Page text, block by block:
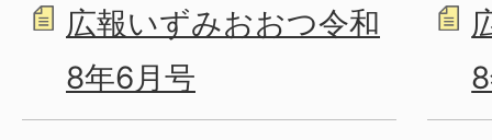
広報いずみおおつ令和
8年6月号